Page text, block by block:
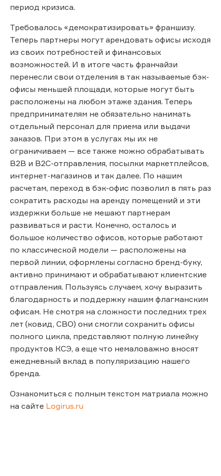
период кризиса.
Требовалось «демократизировать» франшизу.
Теперь партнеры могут арендовать офисы исходя
из своих потребностей и финансовых
возможностей. И в итоге часть франчайзи
перенесли свои отделения в так называемые бэк-
офисы меньшей площади, которые могут быть
расположены на любом этаже здания. Теперь
предпринимателям не обязательно нанимать
отдельный персонал для приема или выдачи
заказов. При этом в услугах мы их не
ограничиваем — все также можно обрабатывать
В2В и В2С-отправления, посылки маркетплейсов,
интернет-магазинов и так далее. По нашим
расчетам, переход в бэк-офис позволил в пять раз
сократить расходы на аренду помещений и эти
издержки больше не мешают партнерам
развиваться и расти. Конечно, осталось и
большое количество офисов, которые работают
по классической модели — расположены на
первой линии, оформлены согласно бренд-буку,
активно принимают и обрабатывают клиентские
отправления. Пользуясь случаем, хочу выразить
благодарность и поддержку нашим флагманским
офисам. Не смотря на сложности последних трех
лет (ковид, СВО) они смогли сохранить офисы
полного цикла, представляют полную линейку
продуктов КСЭ, а еще что немаловажно вносят
ежедневный вклад в популяризацию нашего
бренда.
Ознакомиться с полным текстом матриала можно
на сайте Logirus.ru